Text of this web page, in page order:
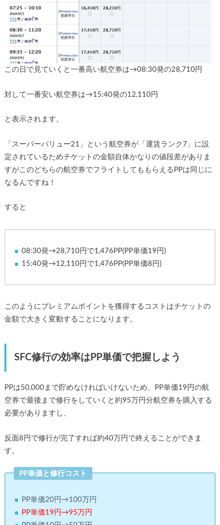
この日で見ていくと一番高い航空券は→08:30発の28,710円
対して一番安い航空券は→15:40発の12,110円
と表示されます。
「スーパーバリュー21」という航空券が「運賃ランク7」に設
定されているためチケットの金額自体かなりの値段差がありま
すがこのどちらの航空券でフライトしてももらえるPPは同じに
なるんですね！
すると
08:30発→28,710円で1,476PP(PP単価19円)
15:40発→12,110円で1,476PP(PP単価8円)
このようにプレミアムポイントを獲得するコストはチケットの
金額で大きく変動することになります。
SFC修行の効率はPP単価で把握しよう
PPは50,000まで貯めなければいけないため、PP単価19円の航
空券で最後まで修行をしていくと約95万円分航空券を購入する
必要がありますし、
反面8円で修行が完了すれば約40万円で終えることができま
す。
PP単価と修行コスト
PP単価20円→100万円
PP単価19円→95万円